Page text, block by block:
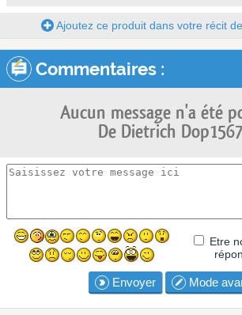
Ajoutez ce produit dans votre récit
Commentaires :
Aucun message n'a été
De Dietrich
Etre
Envoyer Mode